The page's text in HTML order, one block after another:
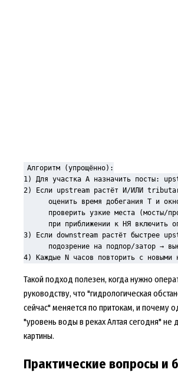
Алгоритм (упрощённо):
1) Для участка A назначить посты:
2) Если upstream растёт И/ИЛИ
оценить время добегания T и
проверить узкие места (мосты/
при приближении к НЯ включить
3) Если downstream растёт быстрее
подозрение на подпор/затор →
4) Каждые N часов повторить с новыми
Такой подход полезен, когда нужно
руководству, что "гидрологическая
сейчас" меняется по притокам, и почему
"уровень воды в реках Алтая сегодня" не
картины.
Практические вопросы и